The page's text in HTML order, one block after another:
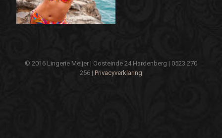
© 2016 Lingerie Meijer | Oosteinde 24 Hardenberg | 0523 270
256 | Privacyverklaring